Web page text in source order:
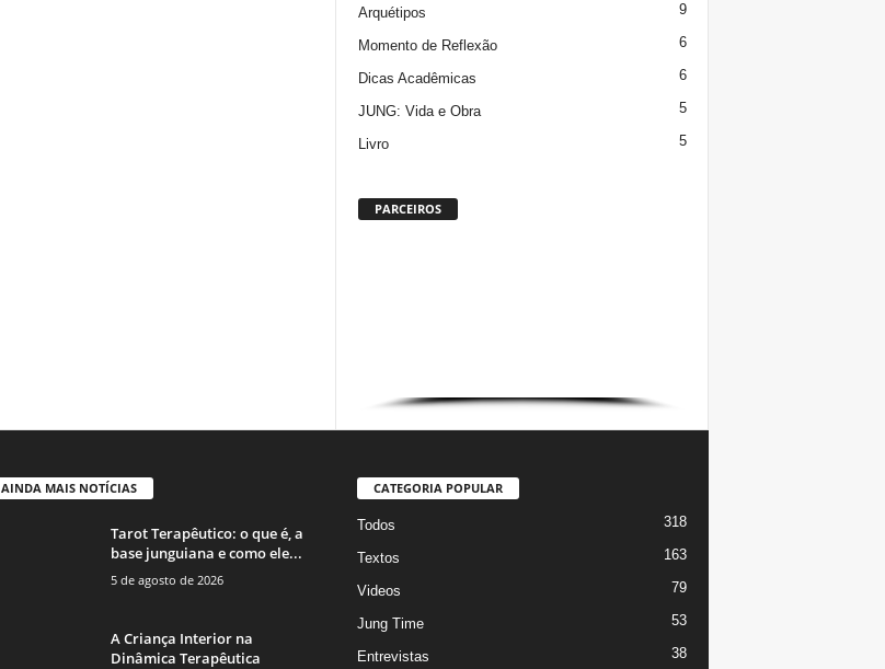
Arquétipos 9
Momento de Reflexão 6
Dicas Acadêmicas 6
JUNG: Vida e Obra 5
Livro 5
PARCEIROS
AINDA MAIS NOTÍCIAS
Tarot Terapêutico: o que é, a
base junguiana e como ele...
5 de agosto de 2026
A Criança Interior na
Dinâmica Terapêutica
CATEGORIA POPULAR
Todos 318
Textos 163
Videos 79
Jung Time 53
Entrevistas 38